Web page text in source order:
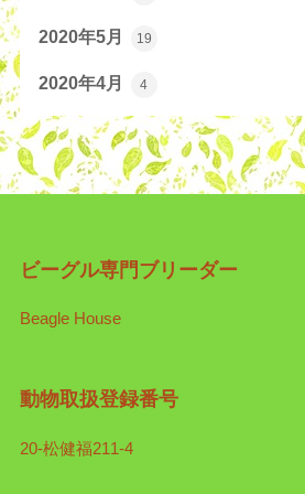
2020年5月 19
2020年4月 4
ビーグル専門ブリーダー
Beagle House
動物取扱登録番号
20-松健福211-4